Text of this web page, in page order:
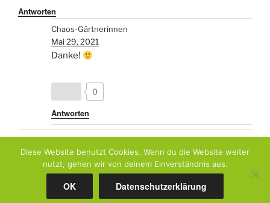
Antworten
Chaos-Gärtnerinnen
Mai 29, 2021
Danke!
0
Antworten
Datenschutzerklärung Stolz präsentiert von WordPress
Diese Website benutzt Cookies. Wenn du die Website weiter
nutzt, gehen wir von deinem Einverständnis aus.
OK Datenschutzerklärung